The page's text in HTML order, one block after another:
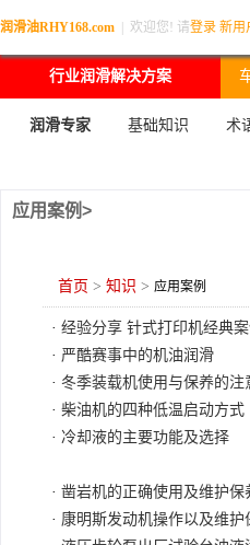
润滑油RHY168.com 欢迎您! 请登录 新用
行业润滑解决方案
润滑专家 基础知识 术
应用案例>
首页 > 知识 > 应用案例
· 经验分享 针式打印机经典
· 严酷赛事中的机油润滑
· 冬季装载机使用与保养的注
· 柴油机的四种低温启动方式
· 冷却液的主要功能及选择
· 凿岩机的正确使用及维护保
· 康明斯发动机操作以及维护